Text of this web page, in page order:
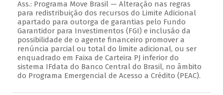
Ass.: Programa Move Brasil — Alteração nas regras
para redistribuição dos recursos do Limite Adicional
apartado para outorga de garantias pelo Fundo
Garantidor para Investimentos (FGI) e inclusão da
possibilidade de o agente financeiro promover a
renúncia parcial ou total do limite adicional, ou ser
enquadrado em Faixa de Carteira PJ inferior do
sistema IFdata do Banco Central do Brasil, no âmbito
do Programa Emergencial de Acesso a Crédito (PEAC).